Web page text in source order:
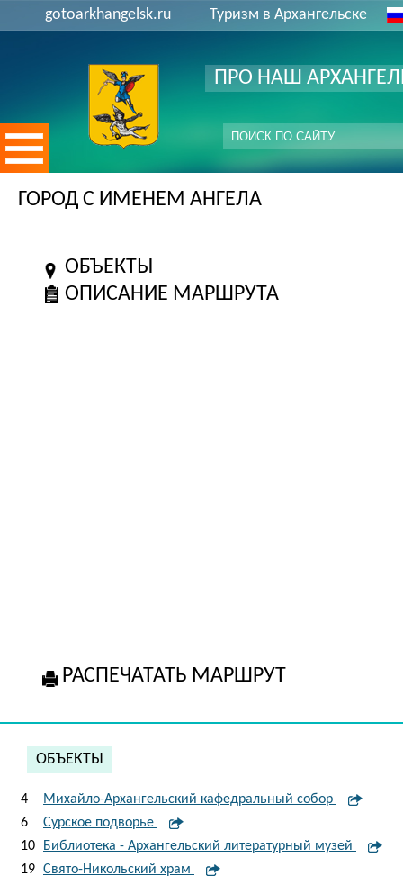
gotoarkhangelsk.ru Туризм в Архангельске
ПРО НАШ
ГОРОД С ИМЕНЕМ АНГЕЛА
ОБЪЕКТЫ
ОПИСАНИЕ МАРШРУТА
РАСПЕЧАТАТЬ МАРШРУТ
ОБЪЕКТЫ
4
Михайло-Архангельский кафедральный собор
6
Сурское подворье
10
Библиотека - Архангельский литературный музей
19 Свято-Никольский храм